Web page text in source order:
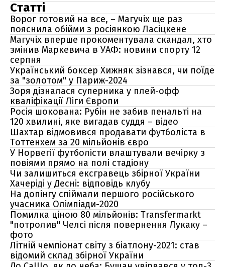
Статті
Ворог готовий на все, – Магучіх ще раз
пояснила обійми з росіянкою Ласіцкене
Магучіх вперше прокоментувала скандал, хто
змінив Маркевича в УАФ: новини спорту 12
серпня
Український боксер Хижняк зізнався, чи поїде
за "золотом" у Париж-2024
Зоря дізналася суперника у плей-офф
кваліфікації Ліги Європи
Росія шокована: Рубін не забив пенальті на
120 хвилині, яке вигадав суддя – відео
Шахтар відмовився продавати футболіста в
Тоттенхем за 20 мільйонів євро
У Норвегії футболісти влаштували вечірку з
повіями прямо на полі стадіону
Чи залишиться ексгравець збірної України
Хачеріді у Десні: відповідь клубу
На допінгу спіймали першого російського
учасника Олімпіади-2020
Помилка ціною 80 мільйонів: Transfermarkt
"потролив" Челсі після повернення Лукаку –
фото
Літній чемпіонат світу з біатлону-2021: став
відомий склад збірної України